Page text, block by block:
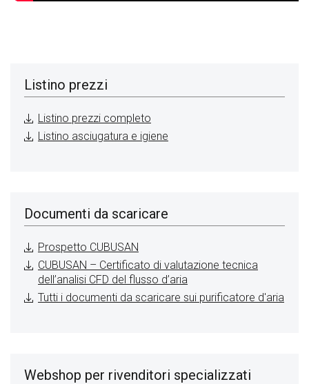
Listino prezzi
Listino prezzi completo
Listino asciugatura e igiene
Documenti da scaricare
Prospetto CUBUSAN
CUBUSAN – Certificato di valutazione tecnica
dell’analisi CFD del flusso d’aria
Tutti i documenti da scaricare sui purificatore d'aria
Webshop per rivenditori specializzati